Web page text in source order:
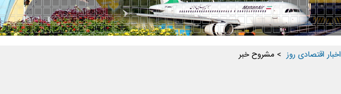
اخبار اقتصادی روز ‏ > مشروح خبر